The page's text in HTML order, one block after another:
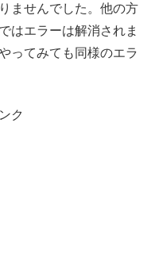
ませんでした。他の方
はエラーは解消されま
ってみても同様のエラ
ク